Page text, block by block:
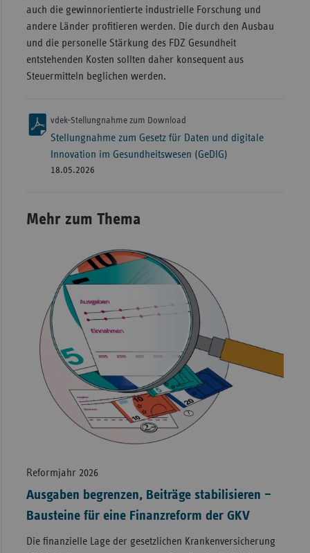
auch die gewinnorientierte industrielle Forschung und
andere Länder profitieren werden. Die durch den Ausbau
und die personelle Stärkung des FDZ Gesundheit
entstehenden Kosten sollten daher konsequent aus
Steuermitteln beglichen werden.
vdek-Stellungnahme zum Download
Stellungnahme zum Gesetz für Daten und digitale
Innovation im Gesundheitswesen (GeDIG)
18.05.2026
Mehr zum Thema
Reformjahr 2026
Ausgaben begrenzen, Beiträge stabilisieren –
Bausteine für eine Finanzreform der GKV
Die finanzielle Lage der gesetzlichen Krankenversicherung